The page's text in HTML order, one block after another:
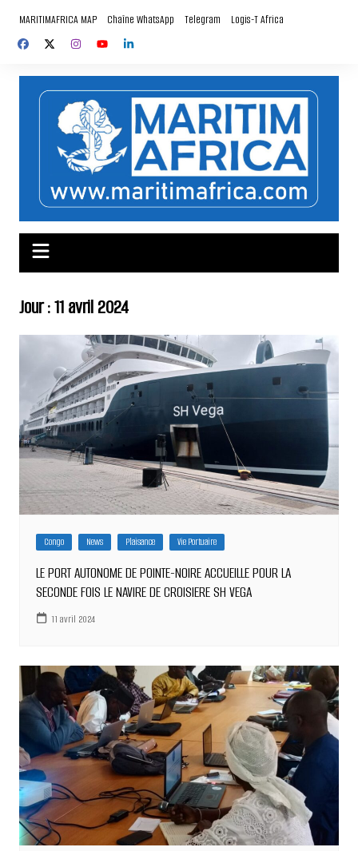
contenu
MARITIMAFRICA MAP Chaîne WhatsApp Telegram Logis-T Africa
Jour :11 avril 2024
Congo News Plaisance Vie Portuaire
LE PORT AUTONOME DE POINTE-NOIRE ACCUEILLE POUR LA
SECONDE FOIS LE NAVIRE DE CROISIERE SH VEGA
11 avril 2024